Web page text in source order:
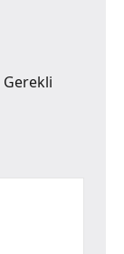
Gerekli